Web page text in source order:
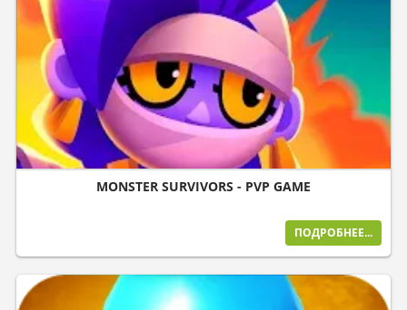
MONSTER SURVIVORS - PVP GAME
ПОДРОБНЕЕ...